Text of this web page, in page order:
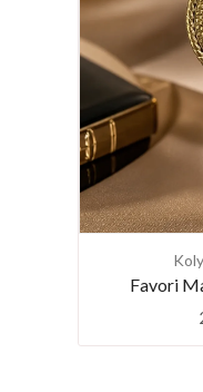
Favori